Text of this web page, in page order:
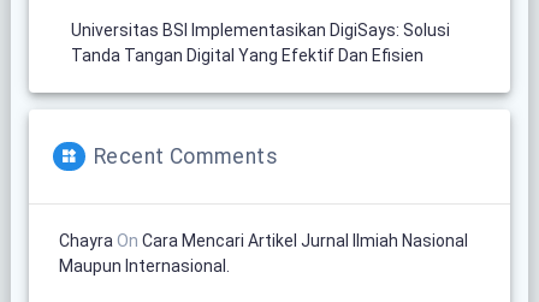
Universitas BSI Implementasikan DigiSays: Solusi
Tanda Tangan Digital Yang Efektif Dan Efisien
Recent Comments
Chayra On Cara Mencari Artikel Jurnal Ilmiah Nasional
Maupun Internasional.